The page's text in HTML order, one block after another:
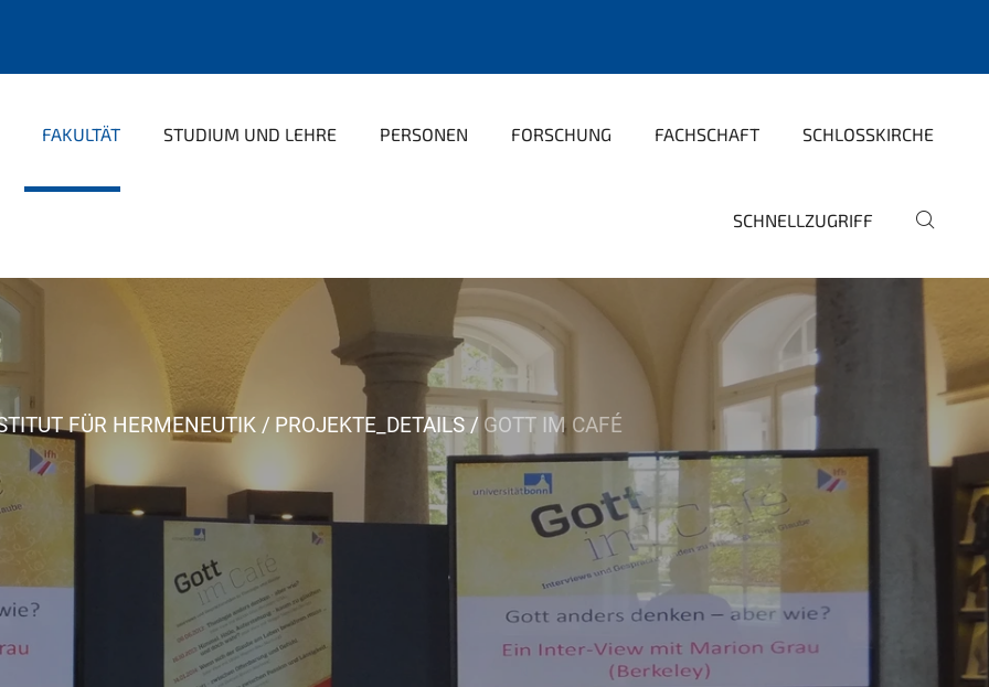
FAKULTÄT STUDIUM UND LEHRE PERSONEN FORSCHUNG FACHSCHAFT SCHLOSSKIRCHE
SCHNELLZUGRIFF
FÜR HERMENEUTIK PROJEKTE_DETAILS GOTT IM CAFÉ